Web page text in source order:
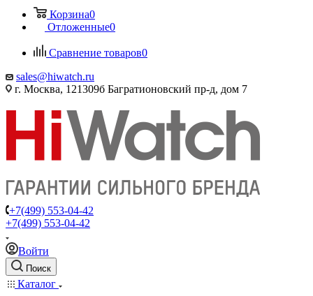
Корзина0
Отложенные0
Сравнение товаров0
sales@hiwatch.ru
г. Москва, 121309б Багратионовский пр-д, дом 7
+7(499) 553-04-42
+7(499) 553-04-42
Войти
Поиск
Каталог